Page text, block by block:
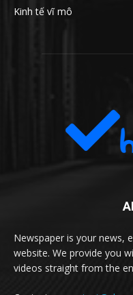
Kinh tế vĩ mô
Newspaper is your news,
website. We provide you
videos straight from the